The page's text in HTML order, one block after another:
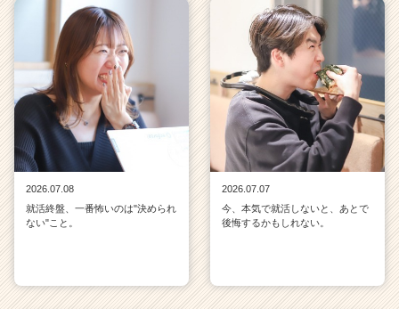
2026.07.08
就活終盤、一番怖いのは"決められ
ない"こと。
2026.07.07
今、本気で就活しないと、あとで
後悔するかもしれない。